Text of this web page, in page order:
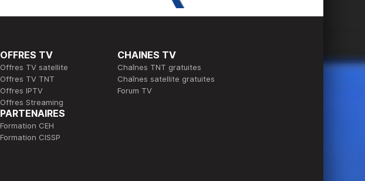
OFFRES TV
Offres TV satellite
Offres TV TNT
Offres IPTV
Offres Streaming
CHAINES TV
Chaînes TNT gratuites
Chaînes satellite gratuites
Forum TV
PARTENAIRES
Formation CEH
Formation CISSP